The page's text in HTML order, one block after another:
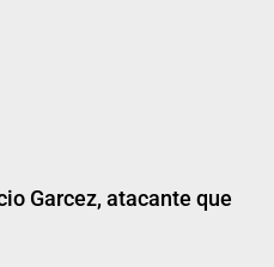
Garcez, atacante que